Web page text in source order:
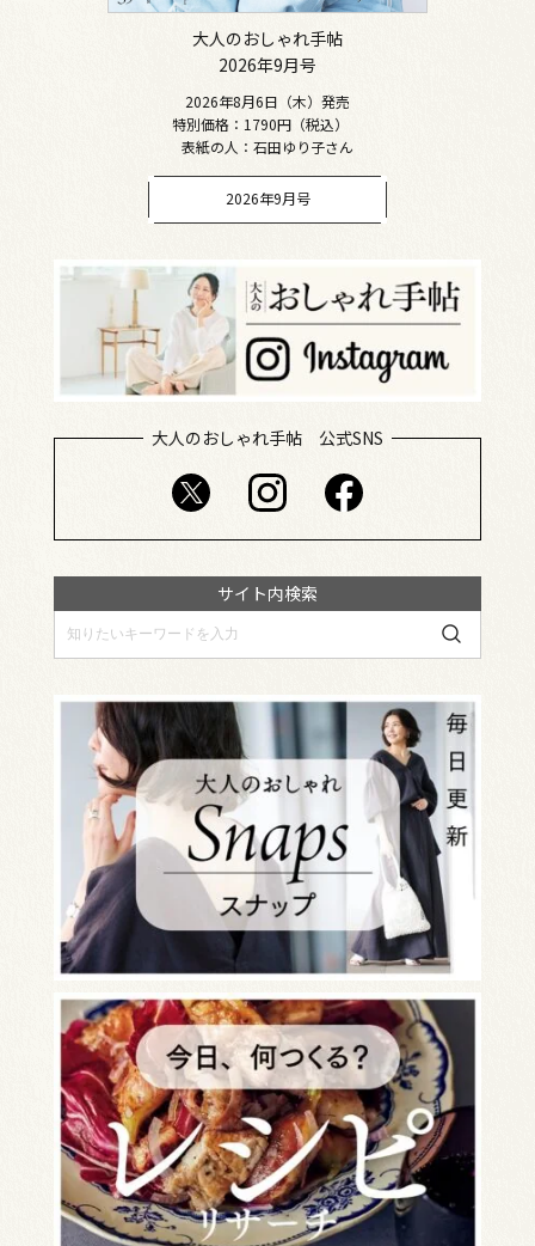
大人のおしゃれ手帖
2026年9月号
2026年8月6日（木）発売
特別価格：1790円（税込）
表紙の人：石田ゆり子さん
2026年9月号
大人のおしゃれ手帖 公式SNS
サイト内検索